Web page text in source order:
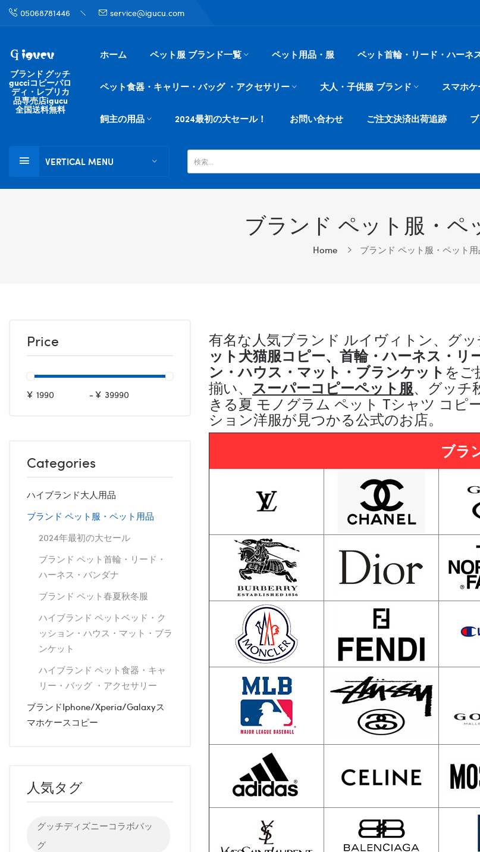
05068781446 service@igucu.com
ブランド グッチ
gucciコピーパロ
ディ・レプリカ
品専売店igucu
全国送料無料
ホーム ペット服 ブランド一覧 ペット用品・服 ペット首輪・リード・ハーネ
ペット食器・キャリー・バッグ ・アクセサリー 大人・子供服 ブランド スマホ
飼主の用品 2024最初の大セール！ お問い合わせ ご注文決済出荷追跡
VERTICAL MENU
ブランド ペット服・ペ
Home ブランド ペット服・ペット用
Price
¥ -¥
Categories
ハイブランド大人用品
ブランド ペット服・ペット用品
2024年最初の大セール
ブランド ペット首輪・リード・
ハーネス・バンダナ
ブランド ペット春夏秋冬服
ハイブランド ペットベッド・ク
ッション・ハウス・マット・ブラ
ンケット
ハイブランド ペット食器・キャ
リー・バッグ ・アクセサリー
ブランドiphone/xperia/galaxyス
マホケースコピー
人気タグ
グッチディズニーコラボバッ
グ
有名な人気ブランド ルイヴィトン、グ
ット犬猫服コピー、 首輪・ハーネス・リ
ン・ハウス・マット・ブランケット をご
揃い、 スーパーコピーペット服、グッチ
きる夏 モノグラム ペット Tシャツ コピ
ション洋服が見つかる公式のお店。
ブラ